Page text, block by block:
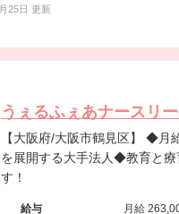
25日 更新
うぇるふぇあナースリ
【大阪府/大阪市鶴見区】 ◆月給263,000円以上◆残業ほぼなし◆住宅手当あり◆大阪市内で多角的な福祉
を展開する大手法人◆教育と
す！
給与